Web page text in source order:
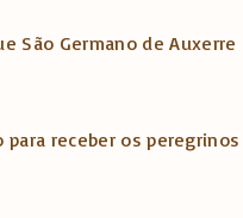
São Germano de
receber os